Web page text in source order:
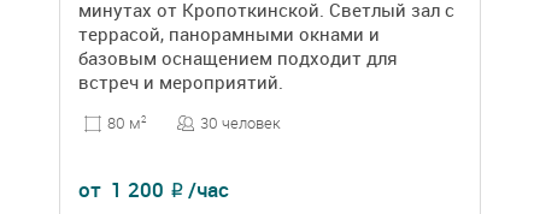
минутах от Кропоткинской. Светлый зал с
террасой, панорамными окнами и
базовым оснащением подходит для
встреч и мероприятий.
80 м2 30 человек
от 1 200 ₽ /час